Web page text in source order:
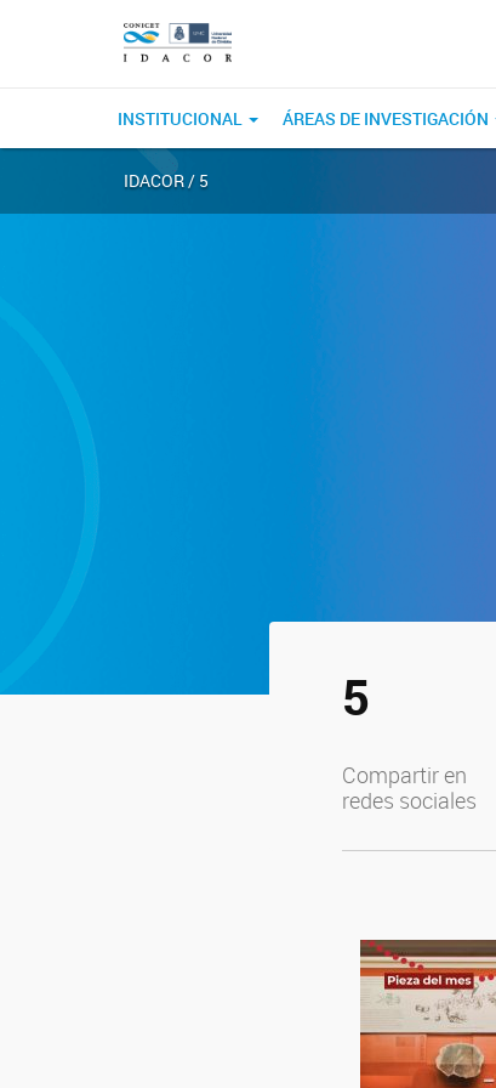
INSTITUCIONAL ÁREAS DE INVESTIGACIÓN
IDACOR/ 5
5
Compartir en
redes sociales